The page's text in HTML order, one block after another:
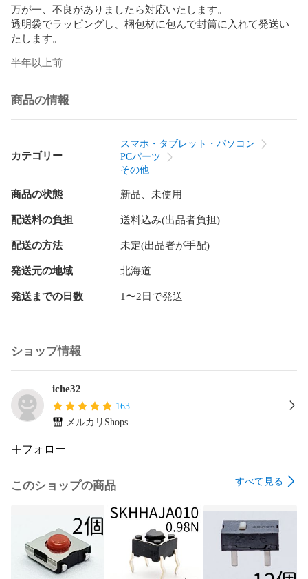
万が一、不良がありましたら対応いたします。
透明袋でラッピングし、梱包材に包んで封筒に入れて発送い
たします。
半年以上前
商品の情報
カテゴリー
スマホ・タブレット・パソコン
PCパーツ
その他
商品の状態 新品、未使用
配送料の負担 送料込み(出品者負担)
配送の方法 未定(出品者が手配)
発送元の地域 北海道
発送までの日数 1〜2日で発送
ショップ情報
iche32
163
メルカリShops
フォロー
このショップの商品 すべて見る